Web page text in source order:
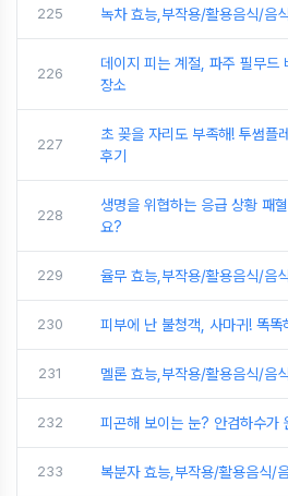
225 녹차 효능,부작용/활용음식/음
226
데이지 피는 계절, 파주 필무드
장소
227
초 꽂을 자리도 부족해! 투썸플
후기
228
생명을 위협하는 응급 상황 패
요?
229 율무 효능,부작용/활용음식/음
230 피부에 난 불청객, 사마귀! 똑똑
231 멜론 효능,부작용/활용음식/음
232 피곤해 보이는 눈? 안검하수가
233 복분자 효능,부작용/활용음식/